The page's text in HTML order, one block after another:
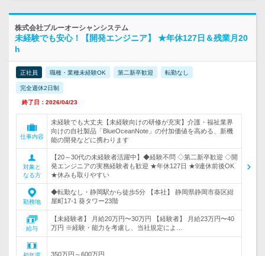
株式会社ブルーオーシャンシステム
未経験でも安心！【開発エンジニア】 ★年休127日＆残業月20
h
正社員 職種・業種未経験OK 第二新卒歓迎 転勤なし
完全週休2日制
終了日：2026/04/23
仕事内容
未経験でも大丈夫【未経験向けの研修が充実】介護・福祉業界
向けの自社製品「BlueOceanNote」の付加価値を高める、新機
能の開発などに携わります
対象と
なる方
【20～30代の未経験者活躍中】◆経験不問 ◇第二新卒歓迎 ◇開
発エンジニアの実務経験者も歓迎 ★年休127日 ★9連休前後OK
★休みも取りやすい
勤務地
◆転勤なし・静岡駅から徒歩5分 【本社】 静岡県静岡市葵区紺
屋町17-1 葵タワー23階
給与
【未経験者】 月給20万円〜30万円 【経験者】 月給23万円〜40
万円 ※経験・能力を考慮し、当社規定によ…
350万円～600万円